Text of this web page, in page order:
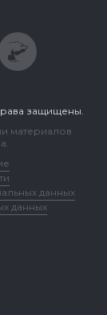
защищены.
материалов
данных
данных